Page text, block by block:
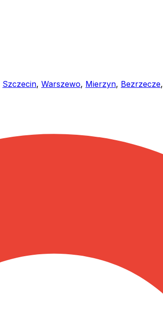
Szczecin, Warszewo, Mierzyn, Bezrzecze,